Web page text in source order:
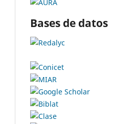
Bases de datos